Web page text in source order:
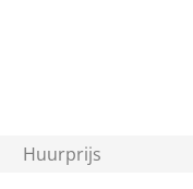
Huurprijs